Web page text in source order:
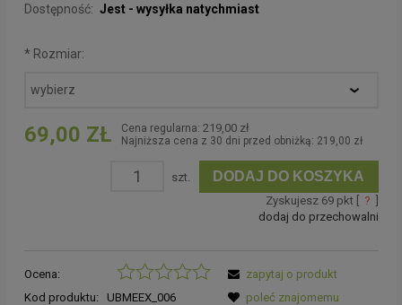
Dostępność: Jest - wysyłka natychmiast
* Rozmiar:
69,00 ZŁ Cena regularna: 219,00 zł
Najniższa cena z 30 dni przed obniżką: 219,00 zł
DODAJ DO KOSZYKA
Zyskujesz 69pkt [ ?
szt.
dodaj do przechowalni
Ocena:
Kod produktu:
UBMEEX_006
zapytaj o produkt
poleć znajomemu